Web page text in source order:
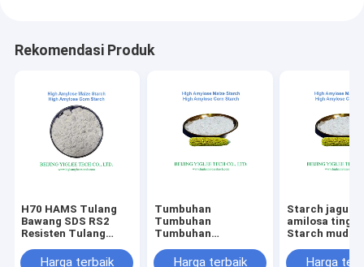
Rekomendasi Produk
H70 HAMS Tulang
Bawang SDS RS2
Resisten Tulang
Tinggi Beijing
Harga terbaik
Tumbuhan
Tumbuhan
Tumbuhan
Tumbuhan
Harga terbaik
Starch jagung
amilosa tinggi
Starch mudah
Tidak ada
Harga